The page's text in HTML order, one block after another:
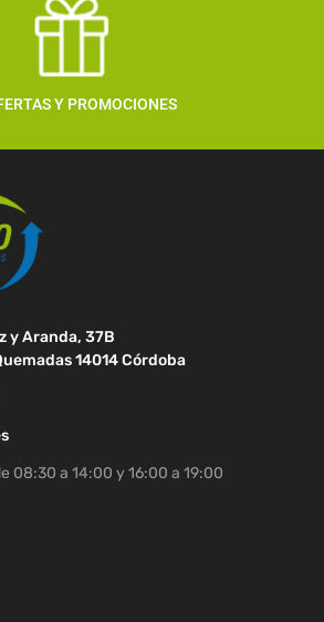
Y PROMOCIONES
y Aranda, 37B
14014 Córdoba
08:30 a 14:00 y 16:00 a 19:00